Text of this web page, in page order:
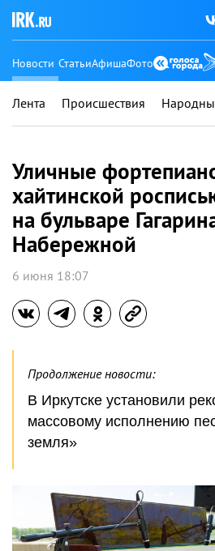
Новости СтатьиАфишаФото
Лента Происшествия
Уличные
хайтинской
на бульваре
Набережной
6 июня 18:07
Продолжение новости:
В Иркутске установили
массовому исполнению
земля»